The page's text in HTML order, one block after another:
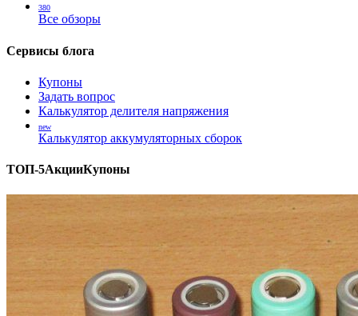
380
Все обзоры
Сервисы блога
Купоны
Задать вопрос
Калькулятор делителя напряжения
new
Калькулятор аккумуляторных сборок
ТОП-5АкцииКупоны